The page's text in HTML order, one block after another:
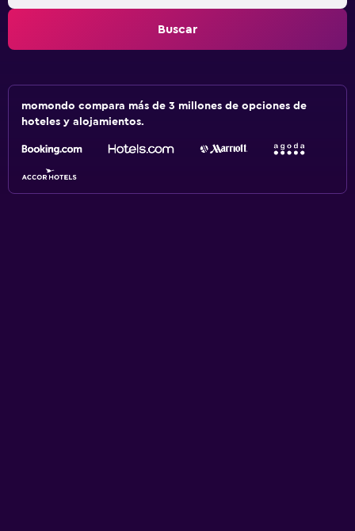
Buscar
momondo compara más de 3 millones de opciones de
hoteles y alojamientos.